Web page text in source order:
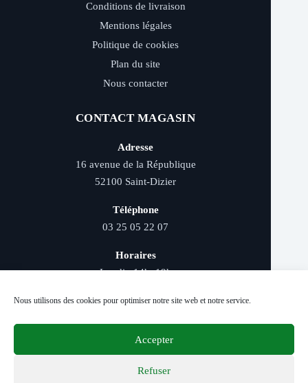
Nous utilisons des cookies pour optimiser notre site web et notre service.
Accepter
Refuser
Conditions de livraison
Mentions légales
Politique de cookies
Plan du site
Nous contacter
CONTACT MAGASIN
Adresse
16 avenue de la République
52100 Saint-Dizier
Téléphone
03 25 05 22 07
Horaires
Lundi : 14h–19h
Livraison rapide - Retrait magasin - Paiement